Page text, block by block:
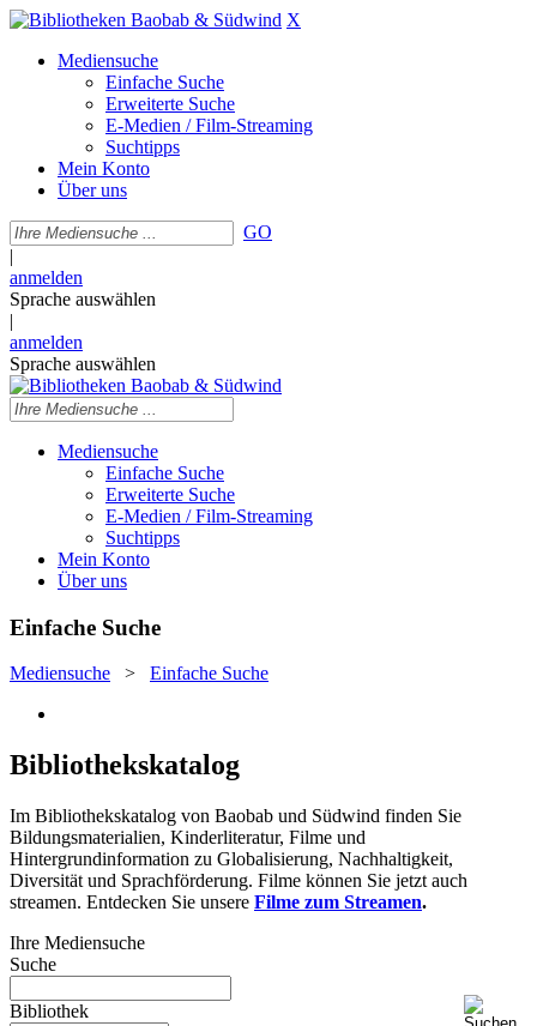
X
Mediensuche
Einfache Suche
Erweiterte Suche
E-Medien / Film-Streaming
Suchtipps
Mein Konto
Über uns
GO
|
anmelden
Sprache auswählen
|
anmelden
Sprache auswählen
Mediensuche
Einfache Suche
Erweiterte Suche
E-Medien / Film-Streaming
Suchtipps
Mein Konto
Über uns
Einfache Suche
Mediensuche > Einfache Suche
Bibliothekskatalog
Im Bibliothekskatalog von Baobab und Südwind finden Sie
Bildungsmaterialien, Kinderliteratur, Filme und
Hintergrundinformation zu Globalisierung, Nachhaltigkeit,
Diversität und Sprachförderung. Filme können Sie jetzt auch
streamen. Entdecken Sie unsere Filme zum Streamen.
Ihre Mediensuche
Suche
Bibliothek